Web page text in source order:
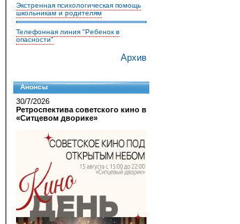
Экстренная психологическая помощь
школьникам и родителям
Телефонная линия "Ребенок в
опасности"
Архив
Анонсы
30/7/2026
Ретроспектива советского кино в
«Ситцевом дворике»